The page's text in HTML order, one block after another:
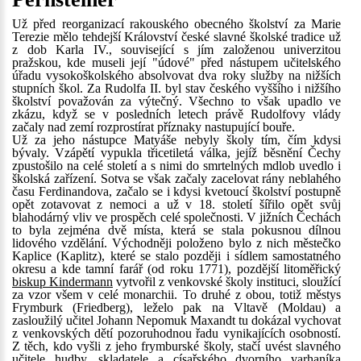
Už před reorganizací rakouského obecného školství za Marie
Terezie mělo tehdejší Království české slavné školské tradice už
z dob Karla IV., související s jím založenou univerzitou
pražskou, kde museli její "údové" před nástupem učitelského
úřadu vysokoškolského absolvovat dva roky služby na nižších
stupních škol. Za Rudolfa II. byl stav českého vyššího i nižšího
školství považován za výtečný. Všechno to však upadlo ve
zkázu, když se v posledních letech právě Rudolfovy vlády
začaly nad zemí rozprostírat příznaky nastupující bouře.
Už za jeho nástupce Matyáše nebyly školy tím, čím kdysi
bývaly. Vzápětí vypukla třicetiletá válka, jejíž běsnění Čechy
zpustošilo na celé století a s nimi do smrtelných mdlob uvedlo i
školská zařízení. Sotva se však začaly zacelovat rány neblahého
času Ferdinandova, začalo se i kdysi kvetoucí školství postupně
opět zotavovat z nemoci a už v 18. století šířilo opět svůj
blahodárný vliv ve prospěch celé společnosti. V jižních Čechách
to byla zejména dvě místa, která se stala pokusnou dílnou
lidového vzdělání. Východněji položeno bylo z nich městečko
Kaplice (Kaplitz), které se stalo později i sídlem samostatného
okresu a kde tamní farář (od roku 1771), pozdější litoměřický
biskup Kindermann vytvořil z venkovské školy instituci, sloužící
za vzor všem v celé monarchii. To druhé z obou, totiž městys
Frymburk (Friedberg), leželo pak na Vltavě (Moldau) a
zasloužilý učitel Johann Nepomuk Maxandt tu dokázal vychovat
z venkovských dětí pozoruhodnou řadu vynikajících osobností.
Z těch, kdo vyšli z jeho frymburské školy, stačí uvést slavného